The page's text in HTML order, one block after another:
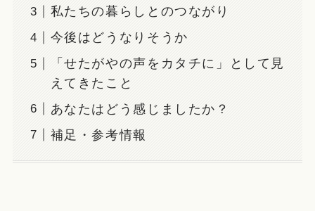
私たちの暮らしとのつながり
今後はどうなりそうか
「せたがやの声をカタチに」として見
えてきたこと
あなたはどう感じましたか？
補足・参考情報